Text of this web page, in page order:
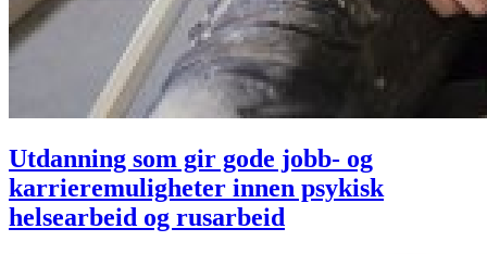
Utdanning som gir gode jobb- og
karrieremuligheter innen psykisk
helsearbeid og rusarbeid